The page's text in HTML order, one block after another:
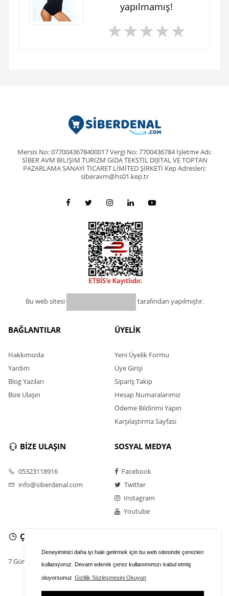
Deneyiminizi daha iyi hale getirmek için bu web sitesinde çerezleri
kullanıyoruz. Devam ederek çerez kullanımımızı kabul etmiş
oluyorsunuz Gizlilik Sözleşmesini Okuyun
yapılmamış!
★★★★★
Mersis No: 0770043678400017 Vergi No: 7700436784 İşletme Adı:
SİBER AVM BİLİŞİM TURİZM GIDA TEKSTİL DİJİTAL VE TOPTAN
PAZARLAMA SANAYİ TİCARET LİMİTED ŞİRKETİ Kep Adresleri:
siberavm@hs01.kep.tr
Bu web sitesi tarafından yapılmıştır.
BAĞLANTILAR
Hakkımızda
Yardım
Blog Yazıları
Bize Ulaşın
ÜYELİK
Yeni Üyelik Formu
Üye Girişi
Sipariş Takip
Hesap Numaralarımız
Ödeme Bildirimi Yapın
Karşılaştırma Sayfası
BİZE ULAŞIN
05323118916
info@siberdenal.com
SOSYAL MEDYA
Facebook
Twitter
Instagram
Youtube
ÇALIŞMA SAATLERİ
7 Gün / 24 Saat